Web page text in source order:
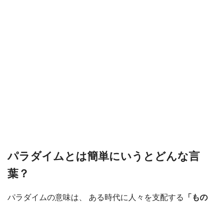
パラダイムとは簡単にいうとどんな言
葉？
パラダイムの意味は、 ある時代に人々を支配する
「もの